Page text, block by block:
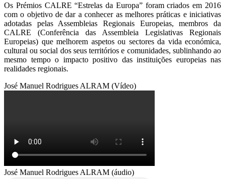
Os Prémios CALRE “Estrelas da Europa” foram criados em 2016
com o objetivo de dar a conhecer as melhores práticas e iniciativas
adotadas pelas Assembleias Regionais Europeias, membros da
CALRE (Conferência das Assembleia Legislativas Regionais
Europeias) que melhorem aspetos ou sectores da vida económica,
cultural ou social dos seus territórios e comunidades, sublinhando ao
mesmo tempo o impacto positivo das instituições europeias nas
realidades regionais.
José Manuel Rodrigues ALRAM (Vídeo)
José Manuel Rodrigues ALRAM (áudio)